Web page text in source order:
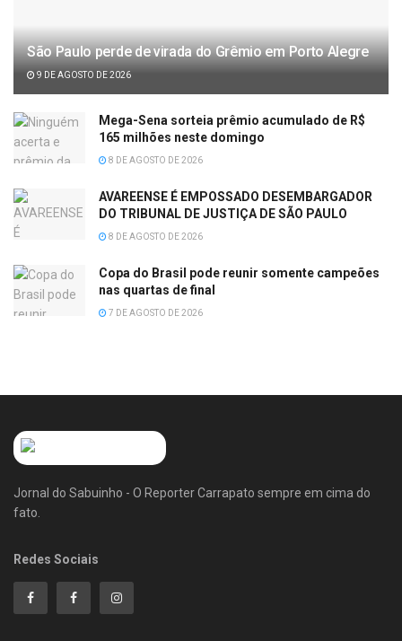
São Paulo perde de virada do Grêmio em Porto Alegre
9 DE AGOSTO DE 2026
Mega-Sena sorteia prêmio acumulado de R$
165 milhões neste domingo
8 DE AGOSTO DE 2026
AVAREENSE É EMPOSSADO DESEMBARGADOR
DO TRIBUNAL DE JUSTIÇA DE SÃO PAULO
8 DE AGOSTO DE 2026
Copa do Brasil pode reunir somente campeões
nas quartas de final
7 DE AGOSTO DE 2026
Jornal do Sabuinho - O Reporter Carrapato sempre em cima do
fato.
Redes Sociais